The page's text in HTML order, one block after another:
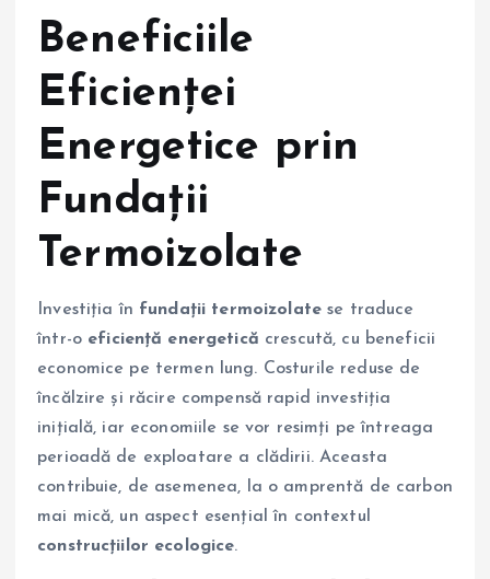
Beneficiile
Eficienței
Energetice prin
Fundații
Termoizolate
Investiția în fundații termoizolate se traduce
într-o eficiență energetică crescută, cu beneficii
economice pe termen lung. Costurile reduse de
încălzire și răcire compensă rapid investiția
inițială, iar economiile se vor resimți pe întreaga
perioadă de exploatare a clădirii. Aceasta
contribuie, de asemenea, la o amprentă de carbon
mai mică, un aspect esențial în contextul
construcțiilor ecologice.